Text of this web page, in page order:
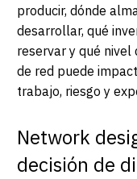
producir, dónde
desarrollar, qué
reservar y qué nivel
de red puede
trabajo, riesgo y
Network
decisión de